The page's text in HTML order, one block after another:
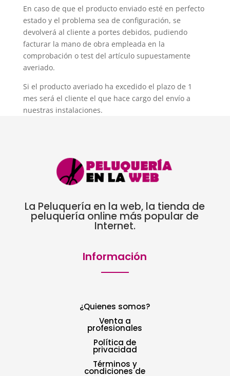
En caso de que el producto enviado esté en perfecto
estado y el problema sea de configuración, se
devolverá al cliente a portes debidos, pudiendo
facturar la mano de obra empleada en la
comprobación o test del artículo supuestamente
averiado.
Si el producto averiado ha excedido el plazo de 1
mes será el cliente el que hace cargo del envío a
nuestras instalaciones.
La Peluquería en la web, la tienda de
peluquería online más popular de
Internet.
Información
¿Quienes somos?
Venta a
profesionales
Política de
privacidad
Términos y
condiciones de